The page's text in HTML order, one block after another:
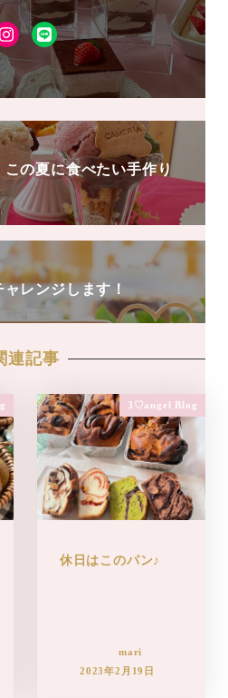
Instagram
LINE
友
達
追
加
の夏に食べたい手作り
レンジします！
連記事
3♡angel Blog
休日はこのパン♪
mari
2023年2月19日